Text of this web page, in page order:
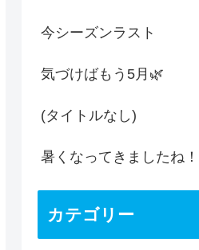
今シーズンラスト
気づけばもう5月🌿
(タイトルなし)
暑くなってきましたね！
カテゴリー